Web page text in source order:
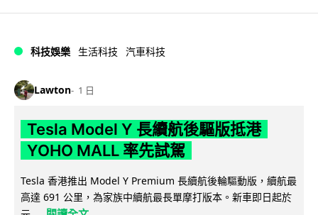
科技娛樂 生活科技 汽車科技
Lawton 1 日
Tesla Model Y 長續航後驅版抵港
YOHO MALL 率先試駕
Tesla 香港推出 Model Y Premium 長續航後輪驅動版，續航最
高達 691 公里，為家族中續航最長單摩打版本。新車即日起於